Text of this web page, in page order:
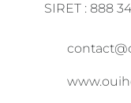
SIRET : 888